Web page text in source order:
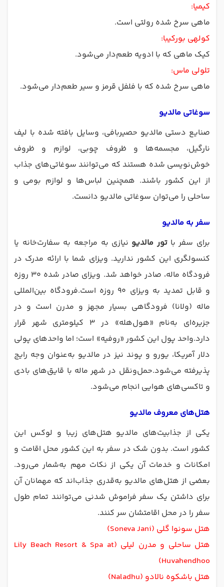
کیمیا:
ماهی سرخ شده رولتی است.
کولهی بورکیبا:
کیک ماهی که با ادویه طعم‌دار می‌شود.
تلولی ماس:
ماهی سرخ شده که با فلفل قرمز و سیر طعم‌دار می‌شود.
سوغاتی مالدیو
صنایع دستی مالدیو حصیر‌بافی، وسایل بافته شده با لیف
نارگیل، مجسمه‌ها و ظروف چوبی، لوازم و ظروف
خوش‌نویسی شده هستند که می‌توانند سوغاتی‌های جذاب
از این کشور باشند. همچنین لباس‌ها و لوازم بومی و
ساحلی را می‌توان سوغاتی مالدیو دانست.
سفر به مالدیو
برای سفر باتور مالدیو نیازی به مراجعه به سفارت‌خانه یا
کنسولگری این کشور ندارید. ویزای شما با ارائه مدرک در
فرودگاه ماله، صادر خواهد شد. ویزای صادر شده ۳۰ روزه
و قابل تمدید به ویزای ۹۰ روزه است.فرودگاه بین‌المللی
ماله (ولانا) فرودگاهی بسیار مجهز و مدرن است و در
جزیره‌ای به‌نام «هول‌هله» در ۳ کیلومتری شهر قرار
دارد.واحد پول این کشور «روفیه» است؛ اما واحدهای پولی
دلار آمریکا، یورو و پوند نیز در مالدیو به‌عنوان وجه رایج
پذیرفته می‌شود.حمل‌ونقل در شهر ماله با قایق‌های بادی
و تاکسی‌های هوایی انجام می‌شود.
هتل‌های معروف مالدیو
یکی از جذابیت‌های مالدیو هتل‌های زیبا و لوکس این
کشور است. بدون شک در سفر به این کشور محل اقامت و
امکانات و خدمات آن یکی از نکات مهم به‌شمار می‌رود.
بعضی از هتل‌های مالدیو به‌قدری جذاب‌اند که مهمانان آن
برای داشتن یک سفر فراموش شدنی می‌توانند تمام طول
سفر را در محل اقامتشان سر کنند.
هتل سونوا گلی (Soneva Jani)
هتل ساحلی و مدرن لیلی (Lily Beach Resort & Spa at
Huvahendhoo)
هتل باشکوه نالادو (Naladhu)